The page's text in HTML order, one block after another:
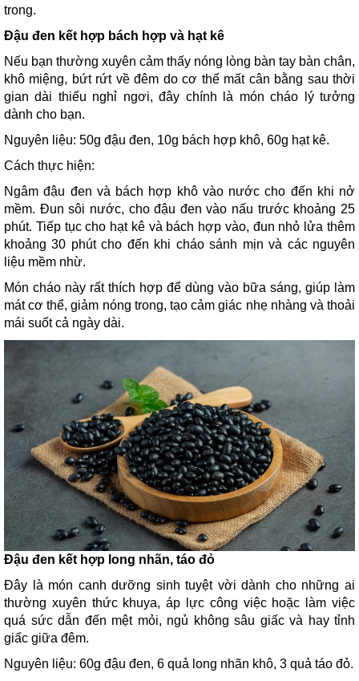
trong.
Đậu đen kết hợp bách hợp và hạt kê
Nếu bạn thường xuyên cảm thấy nóng lòng bàn tay bàn chân,
khô miệng, bứt rứt về đêm do cơ thể mất cân bằng sau thời
gian dài thiếu nghỉ ngơi, đây chính là món cháo lý tưởng
dành cho bạn.
Nguyên liệu: 50g đậu đen, 10g bách hợp khô, 60g hạt kê.
Cách thực hiện:
Ngâm đậu đen và bách hợp khô vào nước cho đến khi nở
mềm. Đun sôi nước, cho đậu đen vào nấu trước khoảng 25
phút. Tiếp tục cho hạt kê và bách hợp vào, đun nhỏ lửa thêm
khoảng 30 phút cho đến khi cháo sánh mịn và các nguyên
liệu mềm nhừ.
Món cháo này rất thích hợp để dùng vào bữa sáng, giúp làm
mát cơ thể, giảm nóng trong, tạo cảm giác nhẹ nhàng và thoải
mái suốt cả ngày dài.
Đậu đen kết hợp long nhãn, táo đỏ
Đây là món canh dưỡng sinh tuyệt vời dành cho những ai
thường xuyên thức khuya, áp lực công việc hoặc làm việc
quá sức dẫn đến mệt mỏi, ngủ không sâu giấc và hay tỉnh
giấc giữa đêm.
Nguyên liệu: 60g đậu đen, 6 quả long nhãn khô, 3 quả táo đỏ.